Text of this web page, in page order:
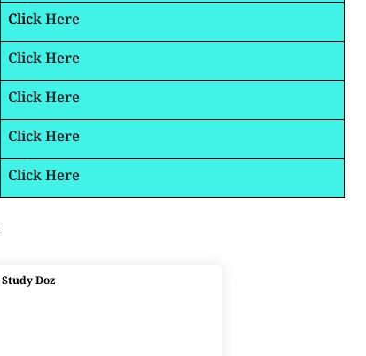
Click Here
Click Here
Click Here
Click Here
Click Here
Study Doz